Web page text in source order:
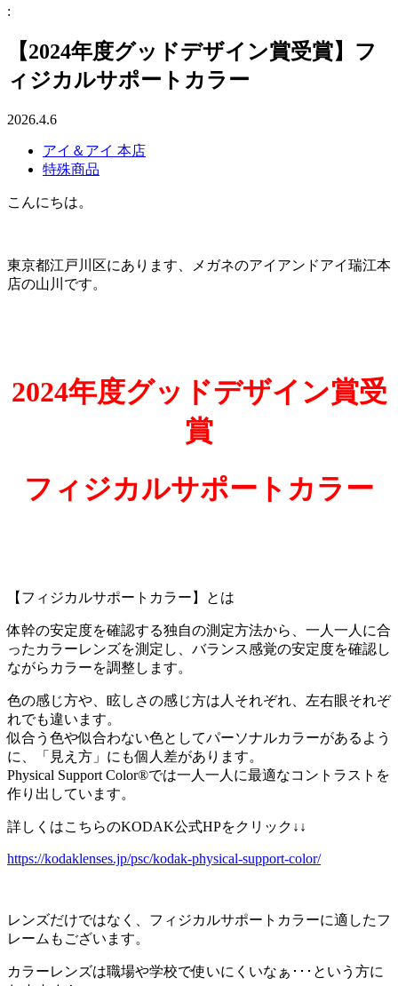
:
【2024年度グッドデザイン賞受賞】フ
ィジカルサポートカラー
2026.4.6
アイ＆アイ 本店
特殊商品
こんにちは。
東京都江戸川区にあります、メガネのアイアンドアイ瑞江本
店の山川です。
2024年度グッドデザイン賞受
賞
フィジカルサポートカラー
【フィジカルサポートカラー】とは
体幹の安定度を確認する独自の測定方法から、一人一人に合
ったカラーレンズを測定し、バランス感覚の安定度を確認し
ながらカラーを調整します。
色の感じ方や、眩しさの感じ方は人それぞれ、左右眼それぞ
れでも違います。
似合う色や似合わない色としてパーソナルカラーがあるよう
に、「見え方」にも個人差があります。
Physical Support Color®では一人一人に最適なコントラストを
作り出しています。
詳しくはこちらのKODAK公式HPをクリック↓↓
https://kodaklenses.jp/psc/kodak-physical-support-color/
レンズだけではなく、フィジカルサポートカラーに適したフ
レームもございます。
カラーレンズは職場や学校で使いにくいなぁ･･･という方に